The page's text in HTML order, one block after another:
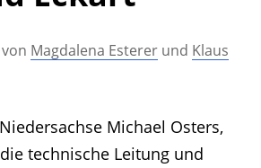
Marke
von Magdalena Esterer und Klaus
Michael Osters,
technische Leitung und